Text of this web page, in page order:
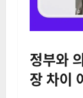
정부와
장 차이
이주호 부총